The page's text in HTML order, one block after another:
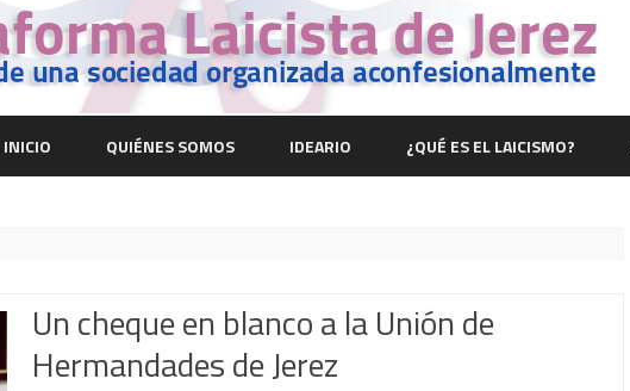
Saltar
contenido
INICIO QUIÉNES SOMOS IDEARIO ¿QUÉ ES EL LAICISMO?
Un cheque en blanco a la Unión de
Hermandades de Jerez